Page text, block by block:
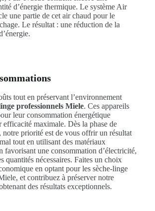
d’énergie thermique. Le système Air
une partie de cet air chaud pour le
Le résultat : une réduction de la
tout en préservant l’environnement
professionnels Miele. Ces appareils
leur consommation énergétique
efficacité maximale. Dès la phase de
notre priorité est de vous offrir un résultat
tout en utilisant des matériaux
favorisant une consommation d’électricité,
quantités nécessaires. Faites un choix
en optant pour les sèche-linge
et contribuez à préserver notre
des résultats exceptionnels.